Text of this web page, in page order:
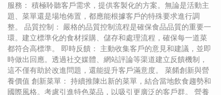
服務： 積極聆聽客戶需求，提供客製化的方案。無論是活動主
題、菜單還是場地佈置，都應能根據客戶的特殊要求進行調
整。 品質控制： 嚴格的品質控制流程是確保食品品質的重要一
環。建立標準化的食材採購、儲存和處理流程，確保每一道菜
都符合高標準。 即時反饋： 主動收集客戶的意見和建議，並即
時做出回應。透過社交媒體、網站評論等渠道建立反饋機制，
這不僅有助於改進問題，還能提升客戶滿意度。 菜餚創新與營
養價值 創新菜單： 持續推陳出新的菜單，結合當地飲食趨勢和
國際風格。考慮引進特色菜品，以吸引更廣泛的客戶群。 營養